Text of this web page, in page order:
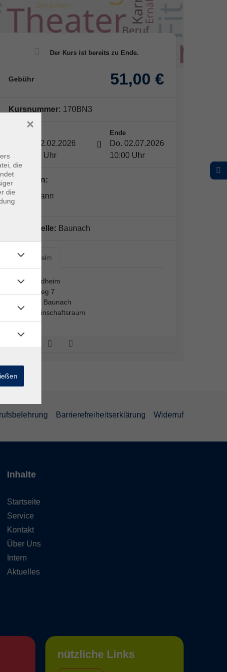
Gebühr 51,00 €
Kursnummer: 170BN3
Do. 12.02.2026
09:00 Uhr
Ende
Do. 02.07.2026
10:00 Uhr
Dozent*in:
Ina Hofmann
Außenstelle: Baunach
Jugendheim
Jugendheim
Zentweg 7
96148 Baunach
Gemeinschaftsraum
Barrierefreiheitserklärung Widerruf
Inhalte
Startseite
Service
Kontakt
Über Uns
Intern
Aktuelles
nützliche Links
die
die
×